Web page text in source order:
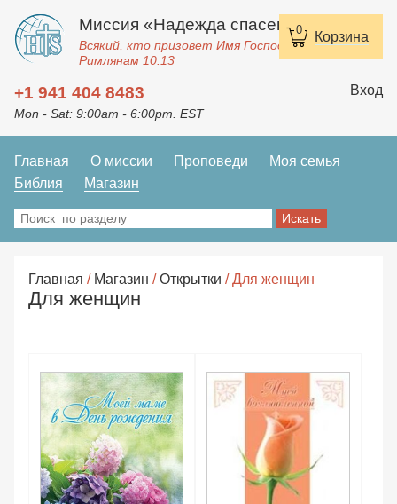
0 Корзина
Миссия «Надежда спасения»
Всякий, кто призовет Имя Господне, спасется.
Римлянам 10:13
+1 941 404 8483
Mon - Sat: 9:00am - 6:00pm. EST
Вход
Главная О миссии Проповеди
Моя семья
Библия
Магазин
Главная / Магазин /Открытки / Для женщин
Для женщин